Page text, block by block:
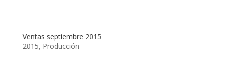
Ventas septiembre 2015
2015, Producción